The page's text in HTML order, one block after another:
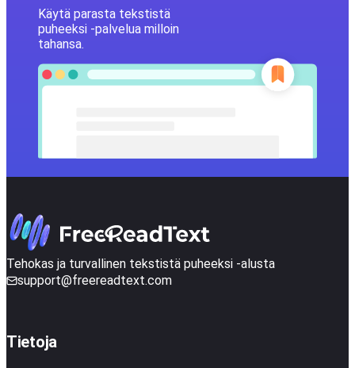
Käytä parasta tekstistä
puheeksi -palvelua milloin
tahansa.
Tehokas ja turvallinen tekstistä puheeksi -alusta
support@freereadtext.com
Tietoja